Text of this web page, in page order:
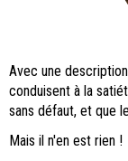
Avec une
conduisent à la
sans défaut, et que
Mais il n'en est rien !